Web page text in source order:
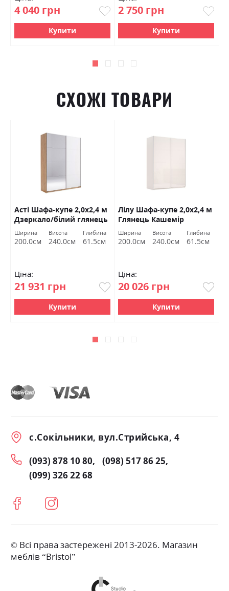
4 040 грн
Купити
2 750 грн
Купити
СХОЖІ ТОВАРИ
Асті Шафа-купе 2,0х2,4 м
Дзеркало/білий глянець
Міромарк
Ширина
200.0см
Висота
240.0см
Глибина
61.5см
Ціна:
21 931 грн
Купити
Лілу Шафа-купе 2,0х2,4 м
Глянець Кашемір
Міромарк
Ширина
200.0см
Висота
240.0см
Глибина
61.5см
Ціна:
20 026 грн
Купити
с.Сокільники, вул.Стрийська, 4
(093) 878 10 80
(098) 517 86 25
(099) 326 22 68
© Всі права застережені 2013-2026. Магазин
меблів “Bristol”